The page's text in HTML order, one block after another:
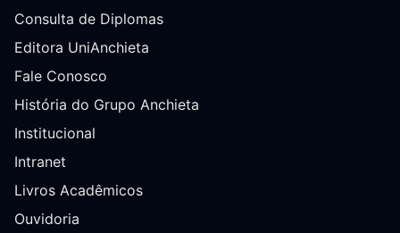
Consulta de Diplomas
Editora UniAnchieta
Fale Conosco
História do Grupo Anchieta
Institucional
Intranet
Livros Acadêmicos
Ouvidoria